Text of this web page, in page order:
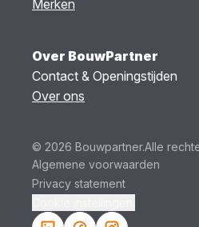
Merken
Over BouwPartner
Contact & Openingstijden
Over ons
© 2026 Bouwpartner.Alle
Algemene voorwaarden
Privacy statement